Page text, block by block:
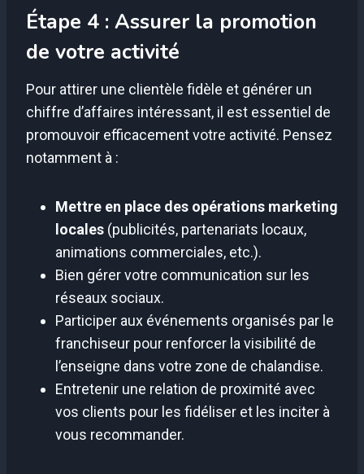
Étape 4 : Assurer la promotion
de votre activité
Pour attirer une clientèle fidèle et générer un
chiffre d’affaires intéressant, il est essentiel de
promouvoir efficacement votre activité. Pensez
notamment à :
Mettre en place des opérations marketing
locales (publicités, partenariats locaux,
animations commerciales, etc.).
Bien gérer votre communication sur les
réseaux sociaux.
Participer aux événements organisés par le
franchiseur pour renforcer la visibilité de
l’enseigne dans votre zone de chalandise.
Entretenir une relation de proximité avec
vos clients pour les fidéliser et les inciter à
vous recommander.